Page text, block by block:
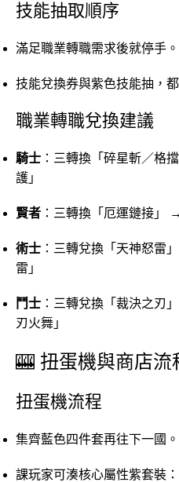
技能抽取順序
滿足職業轉職需求後就停手。
技能兌換券與紫色技能抽，
職業轉職兌換建議
騎士 ：三轉換「碎星斬／格
護」
賢者 ：三轉換「厄運鏈接」
術士 ：三轉兌換「天神怒雷
雷」
鬥士 ：三轉兌換「裁決之刃
刃火舞」
🎰 扭蛋機與商店流
扭蛋機流程
集齊藍色四件套再往下一國。
課玩家可湊核心屬性紫套裝：